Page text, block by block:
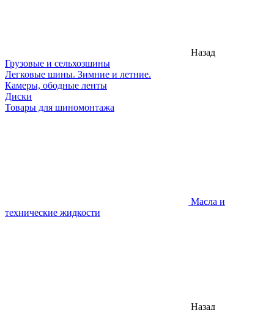
Назад
Грузовые и сельхозшины
Легковые шины. Зимние и летние.
Камеры, ободные ленты
Диски
Товары для шиномонтажа
Масла и
технические жидкости
Назад